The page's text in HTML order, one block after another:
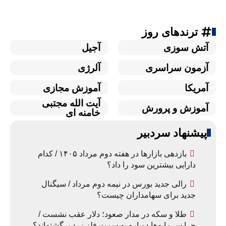
ترندهای روز
آتش سوزی
آجیل
آزمون سراسری
آلرژی
آمریکا
آموزش مجازی
آموزش و پرورش
آیت الله مجتبی
خامنه ای
پیشنهاد سردبیر
بازدهی بازارها در هفته دوم مرداد ۱۴۰۵ / کدام
دارایی بیشترین سود را داد؟
رالی جدید بورس در نیمه دوم مرداد / سیگنال
جدید برای سهامداران چیست؟
طلا و سکه در مدار صعود؛ دلار عقب نشست /